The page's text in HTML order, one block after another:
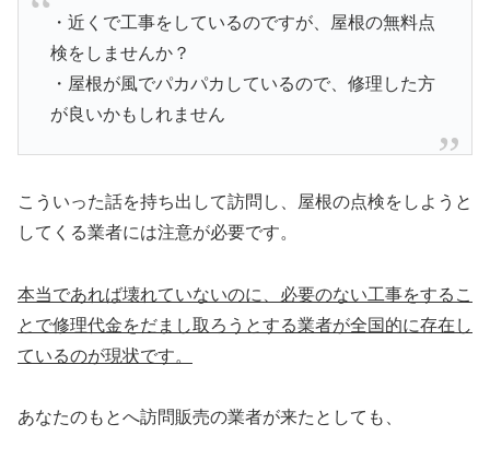
・近くで工事をしているのですが、屋根の無料点
検をしませんか？
・屋根が風でパカパカしているので、修理した方
が良いかもしれません
こういった話を持ち出して訪問し、屋根の点検をしようと
してくる業者には注意が必要です。
本当であれば壊れていないのに、必要のない工事をするこ
とで修理代金をだまし取ろうとする業者が全国的に存在し
ているのが現状です。
あなたのもとへ訪問販売の業者が来たとしても、